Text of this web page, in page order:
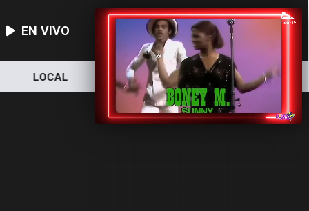
EN VIVO
LOCAL NACIONAL DEPORTES